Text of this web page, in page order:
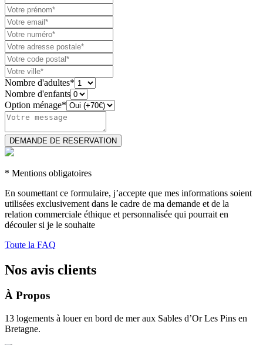
Nombre d'adultes*
Nombre d'enfants
Option ménage*
* Mentions obligatoires
En soumettant ce formulaire, j’accepte que mes informations soient
utilisées exclusivement dans le cadre de ma demande et de la
relation commerciale éthique et personnalisée qui pourrait en
découler si je le souhaite
Toute la FAQ
Nos avis clients
À Propos
13 logements à louer en bord de mer aux Sables d’Or Les Pins en
Bretagne.